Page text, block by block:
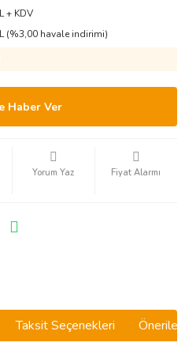
+ KDV
(%3,00 havale indirimi)
Haber Ver
Yorum Yaz Fiyat Alarmı
Taksit Seçenekleri